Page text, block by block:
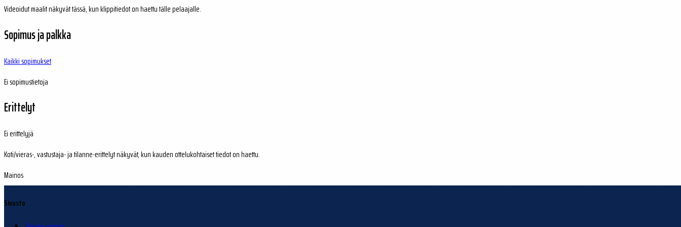
Videoidut maalit näkyvät tässä, kun klippitiedot on haettu tälle pelaajalle.
Sopimus ja palkka
Kaikki sopimukset
Ei sopimustietoja
Erittelyt
Ei erittelyjä
Koti/vieras-, vastustaja- ja tilanne-erittelyt näkyvät, kun kauden ottelukohtaiset tiedot on haettu.
Mainos
Sivusto